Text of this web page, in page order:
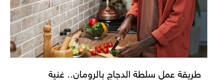
طريقة عمل سلطة الدجاج بالرومان.. غنية